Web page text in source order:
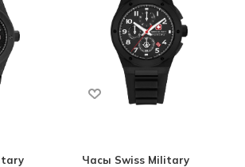
Часы Swiss Military